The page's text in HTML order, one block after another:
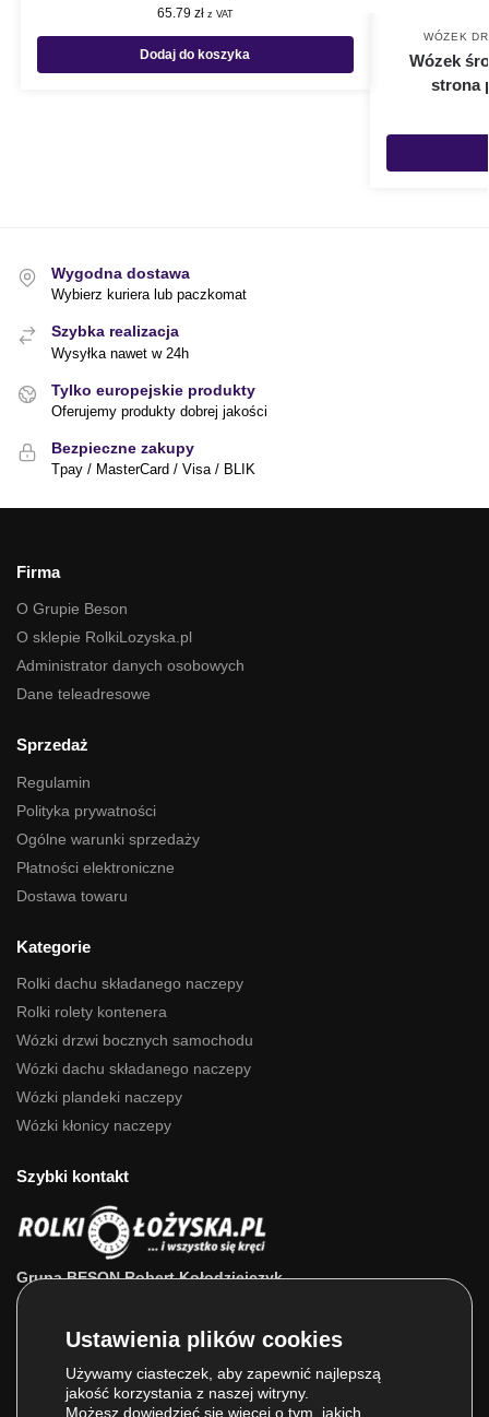
65.79 zł z VAT
Dodaj do koszyka
WÓZEK
Wózek
strona
Wygodna dostawa
Wybierz kuriera lub paczkomat
Szybka realizacja
Wysyłka nawet w 24h
Tylko europejskie produkty
Oferujemy produkty dobrej jakości
Bezpieczne zakupy
Tpay / MasterCard / Visa / BLIK
Firma
O Grupie Beson
O sklepie RolkiLozyska.pl
Administrator danych osobowych
Dane teleadresowe
Sprzedaż
Regulamin
Polityka prywatności
Ogólne warunki sprzedaży
Płatności elektroniczne
Dostawa towaru
Kategorie
Rolki dachu składanego naczepy
Rolki rolety kontenera
Wózki drzwi bocznych samochodu
Wózki dachu składanego naczepy
Wózki plandeki naczepy
Wózki kłonicy naczepy
Szybki kontakt
Grupa BESON Robert Kołodziejczyk
ul. Powstańców Wlkp. 63a
E-mail:sklep@rolkilozyska.pl
Używamy ciasteczek, aby zapewnić najlepszą
jakość korzystania z naszej witryny.
Możesz dowiedzieć się więcej o tym, jakich